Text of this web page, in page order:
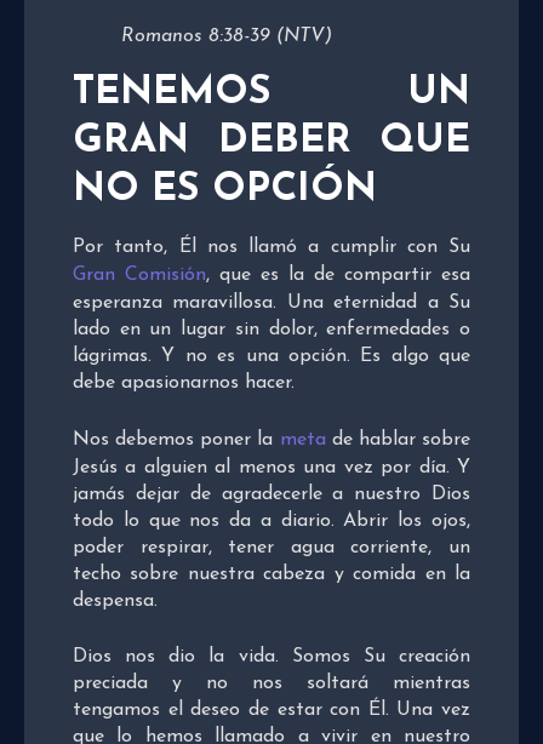
Romanos 8:38-39 (NTV)
TENEMOS UN
GRAN DEBER QUE
NO ES OPCIÓN
Por tanto, Él nos llamó a cumplir con Su
Gran Comisión, que es la de compartir esa
esperanza maravillosa. Una eternidad a Su
lado en un lugar sin dolor, enfermedades o
lágrimas. Y no es una opción. Es algo que
debe apasionarnos hacer.
Nos debemos poner la meta de hablar sobre
Jesús a alguien al menos una vez por día. Y
jamás dejar de agradecerle a nuestro Dios
todo lo que nos da a diario. Abrir los ojos,
poder respirar, tener agua corriente, un
techo sobre nuestra cabeza y comida en la
despensa.
Dios nos dio la vida. Somos Su creación
preciada y no nos soltará mientras
tengamos el deseo de estar con Él. Una vez
que lo hemos llamado a vivir en nuestro